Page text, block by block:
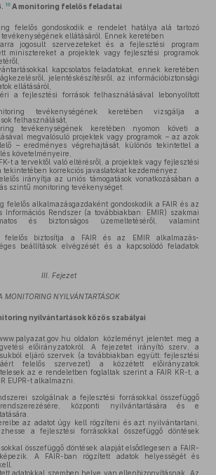
16A monitoring felelős feladatai
felelős gondoskodik e rendelet hatálya alá tartozó
tevékenységének ellátásáról. Ennek keretében
jogosult szervezeteket és a fejlesztési program
minisztereket a projektek vagy fejlesztési programok
kapcsolatos feladatokat, ennek keretében
jelentéskészítésről, az információbiztonsági
ellátásáról,
a fejlesztési források felhasználásával lebonyolított
tevékenységének keretében vizsgálja a
felhasználását,
tevékenységének keretében nyomon követi a
megvalósuló projektek vagy programok – az azok
– eredményes végrehajtását, különös tekintettel a
követelményeire,
t a tervektől való eltérésről, a projektek vagy fejlesztési
tekintetében korrekciós javaslatokat kezdeményez.
irányítja az uniós támogatások vonatkozásában a
szintű monitoring tevékenységet.
felelős alkalmazásgazdaként gondoskodik a FAIR és az
Információs Rendszer (a továbbiakban: EMIR) szakmai
és biztonságos üzemeltetéséről, valamint
biztosítja a FAIR és az EMIR alkalmazás-
beállítások elvégzését és a kapcsolódó feladatok
III. Fejezet
MONITORING NYILVÁNTARTÁSOK
nyilvántartások közös szabályai
oldalon közleményt jelentet meg a
előirányzatokról. A fejezetet irányító szerv, a
eljáró szervek (a továbbiakban együtt: fejlesztési
felelős szervezet) a közzétett előirányzatok
az e rendeletben foglaltak szerint a FAIR KR-t, a
EUPR-t alkalmazni.
szolgálnak a fejlesztési forrásokkal összefüggő
központi nyilvántartására és e
az adatot úgy kell rögzíteni és azt nyilvántartani,
a fejlesztési forrásokkal összefüggő döntések
összefüggő döntések alapját elsődlegesen a FAIR-
A FAIR-ban rögzített adatok helyességét és
adatokkal szemben helye van ellenbizonyításnak. Az